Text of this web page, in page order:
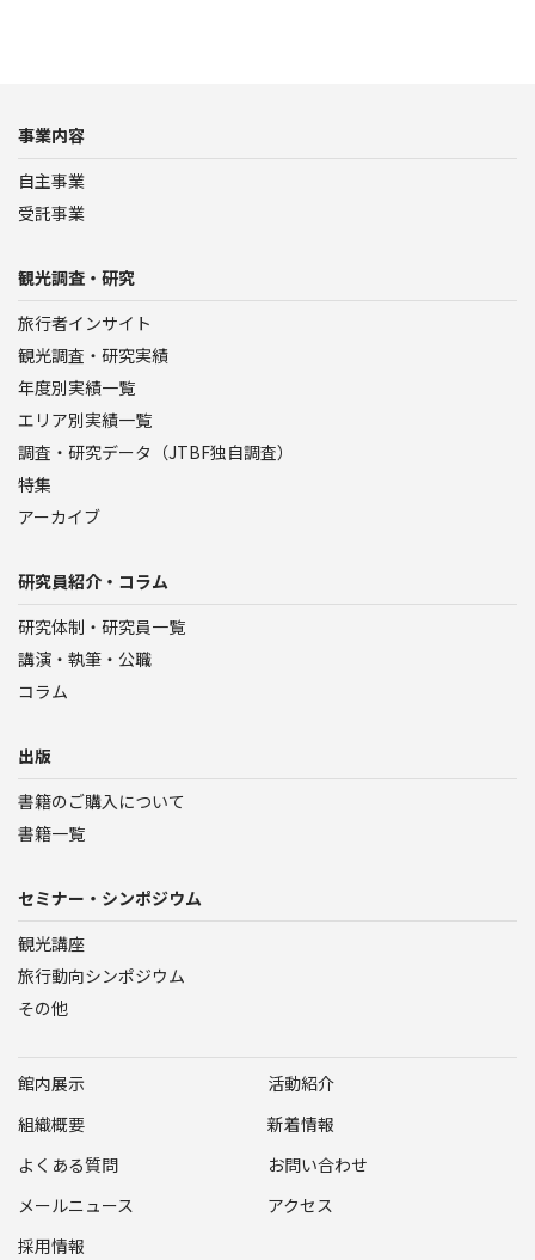
事業内容
自主事業
受託事業
観光調査・研究
旅行者インサイト
観光調査・研究実績
年度別実績一覧
エリア別実績一覧
調査・研究データ（JTBF独自調査）
特集
アーカイブ
研究員紹介・コラム
研究体制・研究員一覧
講演・執筆・公職
コラム
出版
書籍のご購入について
書籍一覧
セミナー・シンポジウム
観光講座
旅行動向シンポジウム
その他
館内展示
活動紹介
組織概要
新着情報
よくある質問
お問い合わせ
メールニュース
アクセス
採用情報